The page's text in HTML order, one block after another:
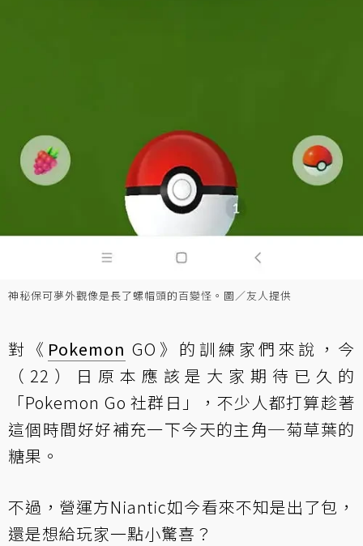
神秘保可夢外觀像是長了螺帽頭的百變怪。圖／友人提供
對《 Pokemon GO》的訓練家們來說，今
（22）日原本應該是大家期待已久的
「Pokemon Go 社群日」，不少人都打算趁著
這個時間好好補充一下今天的主角─菊草葉的
糖果。
不過，營運方Niantic如今看來不知是出了包，
還是想給玩家一點小驚喜？